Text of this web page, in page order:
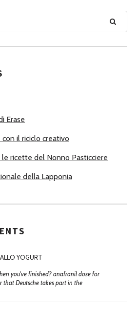
Erase
il riciclo creativo
ricette del Nonno Pasticciere
della Lapponia
YOGURT
you've finished? anafranil dose for
that Deutsche takes part in the